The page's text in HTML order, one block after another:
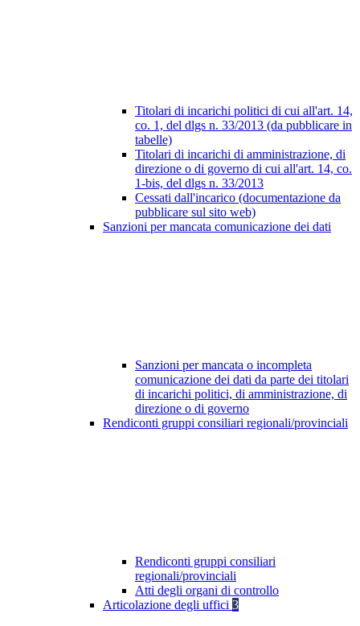
Titolari di incarichi politici di cui all'art. 14,
co. 1, del dlgs n. 33/2013 (da pubblicare in
tabelle)
Titolari di incarichi di amministrazione, di
direzione o di governo di cui all'art. 14, co.
1-bis, del dlgs n. 33/2013
Cessati dall'incarico (documentazione da
pubblicare sul sito web)
Sanzioni per mancata comunicazione dei dati
Sanzioni per mancata o incompleta
comunicazione dei dati da parte dei titolari
di incarichi politici, di amministrazione, di
direzione o di governo
Rendiconti gruppi consiliari regionali/provinciali
Rendiconti gruppi consiliari
regionali/provinciali
Atti degli organi di controllo
Articolazione degli uffici 3